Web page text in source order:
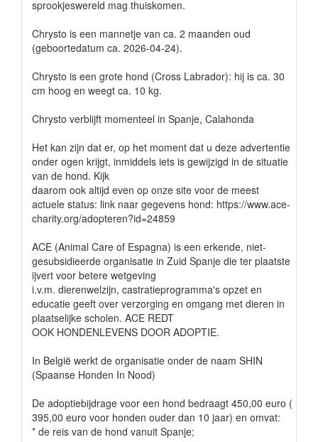
sprookjeswereld mag thuiskomen.
Chrysto is een mannetje van ca. 2 maanden oud
(geboortedatum ca. 2026-04-24).
Chrysto is een grote hond (Cross Labrador): hij is ca. 30
cm hoog en weegt ca. 10 kg.
Chrysto verblijft momenteel in Spanje, Calahonda
Het kan zijn dat er, op het moment dat u deze advertentie
onder ogen krijgt, inmiddels iets is gewijzigd in de situatie
van de hond. Kijk
daarom ook altijd even op onze site voor de meest
actuele status: link naar gegevens hond: https://www.ace-
charity.org/adopteren?id=24859
ACE (Animal Care of Espagna) is een erkende, niet-
gesubsidieerde organisatie in Zuid Spanje die ter plaatste
ijvert voor betere wetgeving
i.v.m. dierenwelzijn, castratieprogramma's opzet en
educatie geeft over verzorging en omgang met dieren in
plaatselijke scholen. ACE REDT
OOK HONDENLEVENS DOOR ADOPTIE.
In België werkt de organisatie onder de naam SHIN
(Spaanse Honden In Nood)
De adoptiebijdrage voor een hond bedraagt 450,00 euro (
395,00 euro voor honden ouder dan 10 jaar) en omvat:
* de reis van de hond vanuit Spanje;